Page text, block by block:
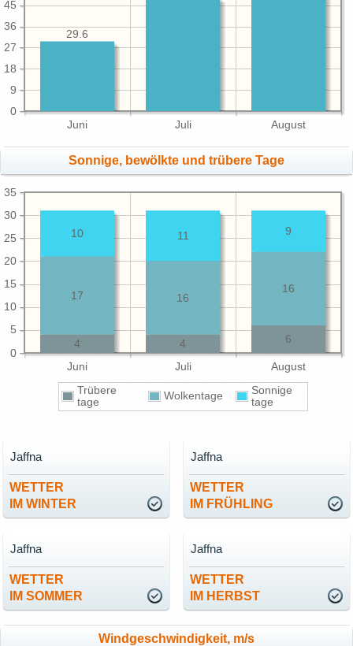
Juni Juli August
0
9
18
27
36
45
29.6
Sonnige, bewölkte und trübere Tage
Juni Juli August
0
5
10
15
20
25
30
35
6
4
4
16
16
17
9
11
10
Trübere
tage
Wolkentage
Sonnige
tage
WETTER
IM WINTER
Jaffna
WETTER
IM FRÜHLING
Jaffna
WETTER
IM SOMMER
Jaffna
WETTER
IM HERBST
Jaffna
Windgeschwindigkeit, m/s